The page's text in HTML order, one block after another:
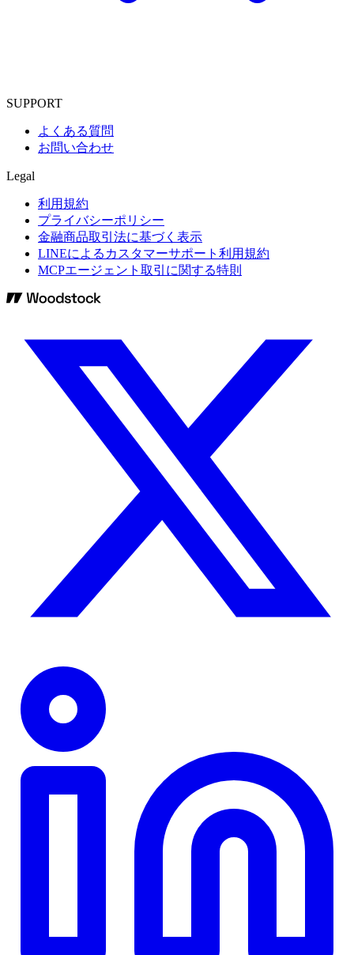
SUPPORT
よくある質問
お問い合わせ
Legal
利用規約
プライバシーポリシー
金融商品取引法に基づく表示
LINEによるカスタマーサポート利用規約
MCPエージェント取引に関する特則